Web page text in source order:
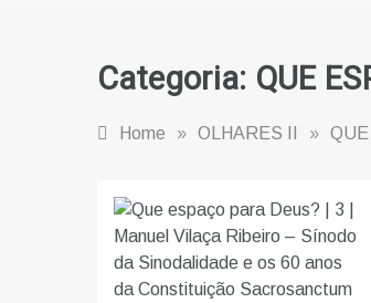
Categoria: QUE
Home » OLHARES II »